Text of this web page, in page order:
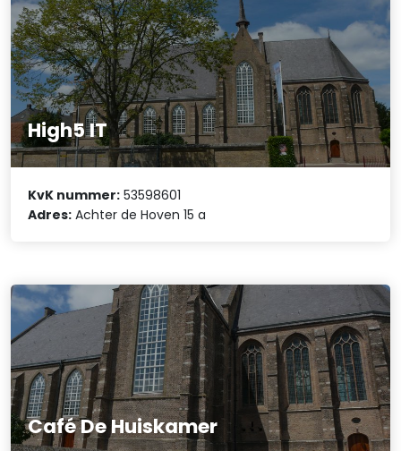
High5 IT
KvK nummer: 53598601
Adres: Achter de Hoven 15 a
Café De Huiskamer